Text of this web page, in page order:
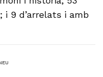
i 9 d’arrelats i amb